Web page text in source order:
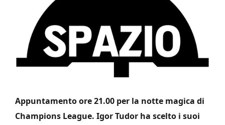
Appuntamento ore 21.00 per la notte magica di
Champions League. Igor Tudor ha scelto i suoi